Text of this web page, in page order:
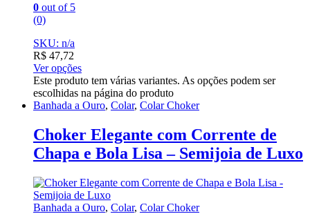
0 out of 5
(0)
SKU: n/a
R$ 47,72
Ver opções
Este produto tem várias variantes. As opções podem ser
escolhidas na página do produto
Banhada a Ouro, Colar, Colar Choker
Choker Elegante com Corrente de
Chapa e Bola Lisa – Semijoia de Luxo
Banhada a Ouro, Colar, Colar Choker